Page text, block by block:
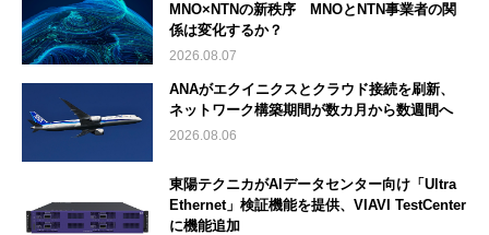
MNO×NTNの新秩序 MNOとNTN事業者の関
係は変化するか？
2026.08.07
ANAがエクイニクスとクラウド接続を刷新、
ネットワーク構築期間が数カ月から数週間へ
2026.08.06
東陽テクニカがAIデータセンター向け「Ultra
Ethernet」検証機能を提供、VIAVI TestCenter
に機能追加